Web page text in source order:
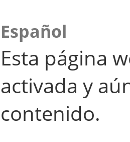
Español
Esta página
activada y
contenido.